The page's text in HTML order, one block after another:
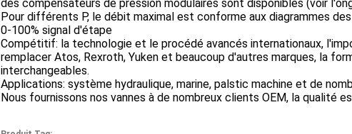
des compensateurs de pression modulaires sont disponibles (voir
Pour différents P, le débit maximal est conforme aux diagrammes
0-100% signal d'étape
Compétitif: la technologie et le procédé avancés internationaux,
remplacer Atos, Rexroth, Yuken et beaucoup d'autres marques, la
interchangeables.
Applications: système hydraulique, marine, palstic machine et de
Nous fournissons nos vannes à de nombreux clients OEM, la qualité